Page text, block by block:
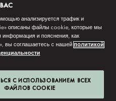
анализируется трафик и
описаны файлы cookie, которые мы
и пояснения, как
вы соглашаетесь с нашей политикой
С ИСПОЛЬЗОВАНИЕМ ВСЕХ
ФАЙЛОВ COOKIE